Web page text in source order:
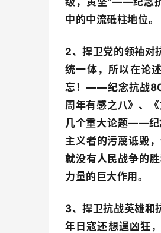
中的中流砥柱地位。
2、捍卫党的领袖对
统一体，所以在论
忘！——纪念抗战
周年有感之八》、
几个重大论题——纪
主义者的污蔑诋毁
就没有人民战争的
力量的巨大作用。
3、捍卫抗战英雄和
年日寇还想逞凶狂